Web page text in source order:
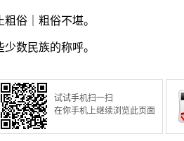
俗｜粗俗不堪。
数民族的称呼。
试试手机扫一扫
在你手机上继续浏览此页面